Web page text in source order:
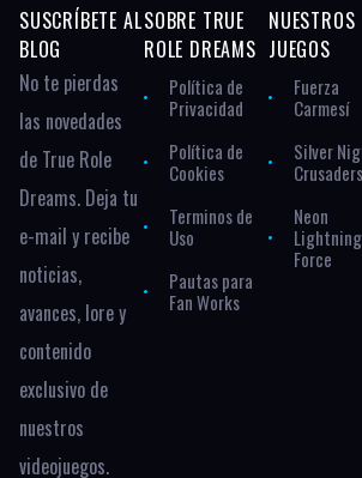
SUSCRÍBETE AL
BLOG
No te pierdas
las novedades
de True Role
Dreams. Deja tu
e-mail y recibe
noticias,
avances, lore y
contenido
exclusivo de
nuestros
videojuegos.
SOBRE TRUE
ROLE DREAMS
Política de
Privacidad
Política de
Cookies
Terminos de
Uso
Pautas para
Fan Works
NUESTROS
JUEGOS
Fuerza
Carmesí
Silver
Crusaders
Neon
Lightning
Force